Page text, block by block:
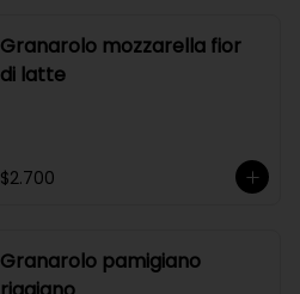
Granarolo mozzarella fior
di latte
$2.700
Granarolo pamigiano